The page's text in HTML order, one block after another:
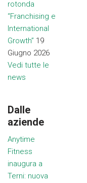
rotonda
“Franchising e
International
Growth” 19
Giugno 2026
Vedi tutte le
news
Dalle
aziende
Anytime
Fitness
inaugura a
Terni: nuova